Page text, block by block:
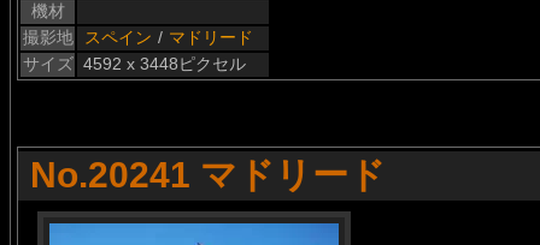
機材
撮影地
スペイン / マドリード
サイズ 4592 x 3448ピクセル
No.20241 マドリード